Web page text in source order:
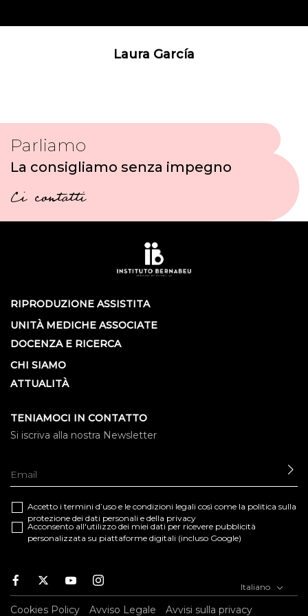
Laura García
Parliamo
La consigliamo senza impegno
Ci contatti
RIPRODUZIONE ASSISTITA
UNITÀ MEDICHE ASSOCIATE
DOCENZA E RICERCA
CHI SIAMO
ATTUALITÀ
TENIAMOCI IN CONTATTO
Si iscriva alla nostra Newsletter
Accetto i termini d’uso e le condizioni legali così come la politica sulla
protezione dei dati personali e della privacy
Acconsento all'utilizzo dei miei dati per ricevere pubblicità
personalizzata su piattaforme digitali (incluso Google)
Facebook
TwitterYoutubeInstagram Italiano
Cookies Policy Avviso Legale Avvisi sulla privacy